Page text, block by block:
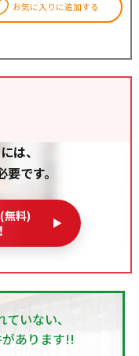
お気に入りに追加する
は、
要です。
無料)
いない、
あります!!